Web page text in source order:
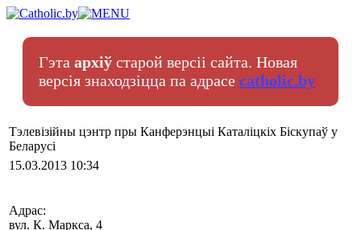
Гэта архіў старой версіі сайта. Новая
версія знаходзіцца па адрасе catholic.by
Тэлевізійны цэнтр пры Канферэнцыі Каталіцкіх Біскупаў у
Беларусі
15.03.2013 10:34
Адрас:
вул. К. Маркса, 4